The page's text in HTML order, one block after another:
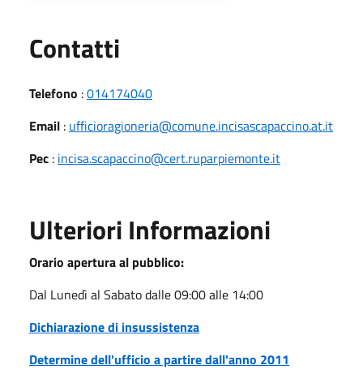
Contatti
Telefono :014174040
Email : ufficioragioneria@comune.incisascapaccino.at.it
Pec : incisa.scapaccino@cert.ruparpiemonte.it
Ulteriori Informazioni
Orario apertura al pubblico:
Dal Lunedì al Sabato dalle 09:00 alle 14:00
Dichiarazione di insussistenza
Determine dell'ufficio a partire dall'anno 2011